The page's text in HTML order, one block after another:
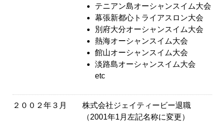
テニアン島オーシャンスイム大会
幕張新都心トライアスロン大会
別府大分オーシャンスイム大会
熱海オーシャンスイム大会
館山オーシャンスイム大会
淡路島オーシャンスイム大会
etc
２００２年３月
株式会社ジェイティービー退職
（2001年1月左記名称に変更）